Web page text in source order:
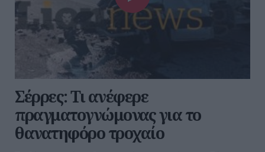
Σέρρες: Τι ανέφερε
πραγματογνώμονας για το
θανατηφόρο τροχαίο